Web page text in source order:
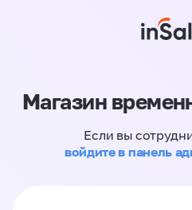
Магазин
Если вы
войдите в панель